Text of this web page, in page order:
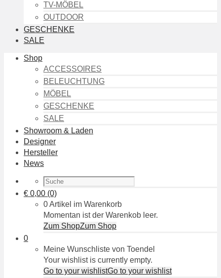
TV-MÖBEL
OUTDOOR
GESCHENKE
SALE
Shop
ACCESSOIRES
BELEUCHTUNG
MÖBEL
GESCHENKE
SALE
Showroom & Laden
Designer
Hersteller
News
€ 0,00 (0)
0 Artikel im Warenkorb
Momentan ist der Warenkob leer.
Zum ShopZum Shop
0
Meine Wunschliste von Toendel
Your wishlist is currently empty.
Go to your wishlistGo to your wishlist